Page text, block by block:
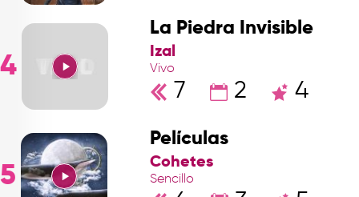
4
La Piedra Invisible
Izal
Vivo
7 2 4
5
Películas
Cohetes
Sencillo